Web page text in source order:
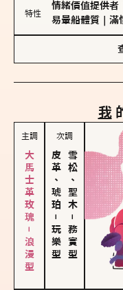
特性
情緒價值提供者
易暈船體質
滿
我
主調
大馬士革玫瑰－浪漫型
次調
皮革、琥珀
－
玩樂型
雪松、聖木
－
務實型